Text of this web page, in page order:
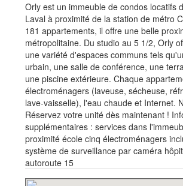
Orly est un immeuble de condos locatifs
Laval à proximité de la station de métro
181 appartements, il offre une belle
métropolitaine. Du studio au 5 1/2, Orly
une variété d'espaces communs tels
urbain, une salle de conférence, une
une piscine extérieure. Chaque
électroménagers (laveuse, sécheuse,
lave-vaisselle), l'eau chaude et Internet.
Réservez votre unité dès maintenant !
supplémentaires : services dans
proximité école cinq électroménagers
système de surveillance par caméra
autoroute 15